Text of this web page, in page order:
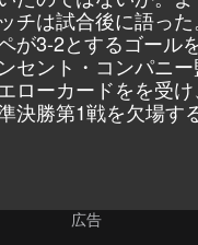
チは試合後に語っ
が3-2とするゴール
セント・コンパニ
ローカードをを受
決勝第1戦を欠場す